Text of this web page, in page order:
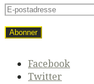
Secondary
navigation
Facebook
Twitter